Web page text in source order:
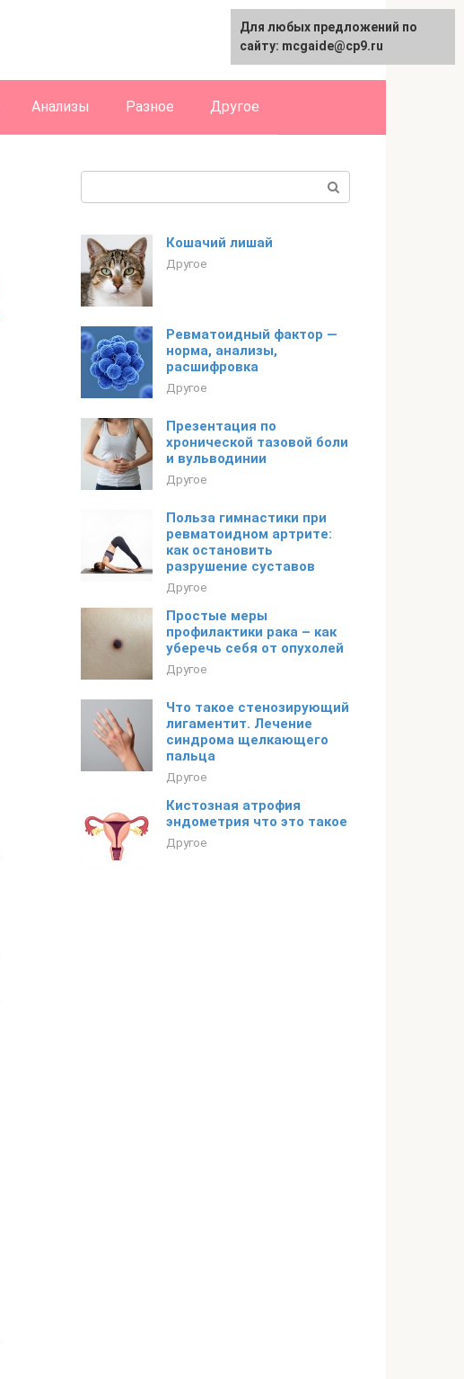
English
Анализы Разное Другое
Кошачий лишай
Другое
Ревматоидный фактор —
норма, анализы,
расшифровка
Другое
Презентация по
хронической тазовой боли
и вульводинии
Другое
Польза гимнастики при
ревматоидном артрите:
как остановить
разрушение суставов
Другое
Простые меры
профилактики рака – как
уберечь себя от опухолей
Другое
Что такое стенозирующий
лигаментит. Лечение
синдрома щелкающего
пальца
Другое
Кистозная атрофия
эндометрия что это такое
Другое
Для любых предложений по
сайту: mcgaide@cp9.ru